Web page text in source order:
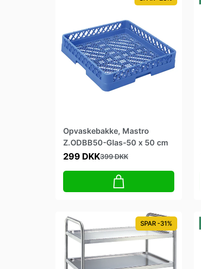
Opvaskebakke, Mastro
Z.ODBB50-Glas-50 x 50 cm
299 DKK399 DKK
SPAR -31%